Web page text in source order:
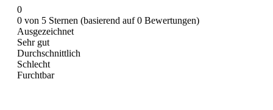
0
0 von 5 Sternen (basierend auf 0 Bewertungen)
Ausgezeichnet
Sehr gut
Durchschnittlich
Schlecht
Furchtbar